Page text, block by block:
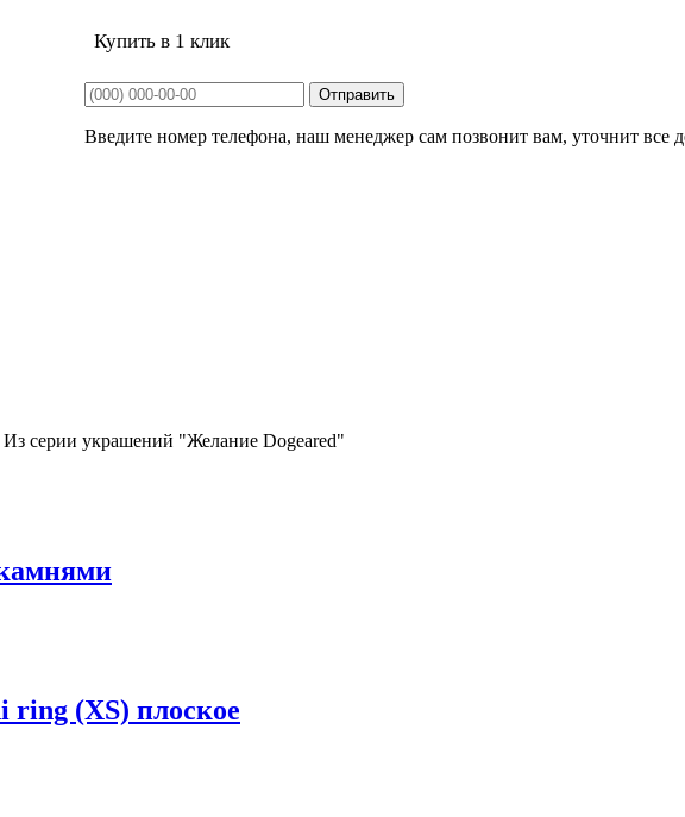
Купить в 1 клик
Введите номер телефона, наш менеджер сам позвонит вам, уточнит все
серии украшений "Желание Dogeared"
ring (XS) плоское